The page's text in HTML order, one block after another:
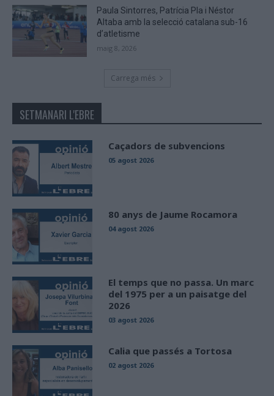
Paula Sintorres, Patrícia Pla i Néstor
Altaba amb la selecció catalana sub-16
d’atletisme
maig 8, 2026
Carrega més
SETMANARI L'EBRE
Caçadors de subvencions
05 agost 2026
80 anys de Jaume Rocamora
04 agost 2026
El temps que no passa. Un marc
del 1975 per a un paisatge del
2026
03 agost 2026
Calia que passés a Tortosa
02 agost 2026